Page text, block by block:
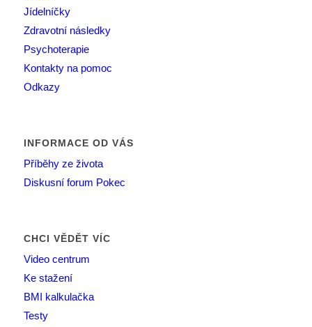
Jídelníčky
Zdravotní následky
Psychoterapie
Kontakty na pomoc
Odkazy
INFORMACE OD VÁS
Příběhy ze života
Diskusní forum Pokec
CHCI VĚDĚT VÍC
Video centrum
Ke stažení
BMI kalkulačka
Testy